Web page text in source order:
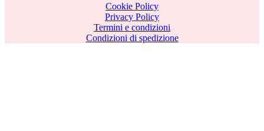
Cookie Policy
Privacy Policy
Termini e condizioni
Condizioni di spedizione